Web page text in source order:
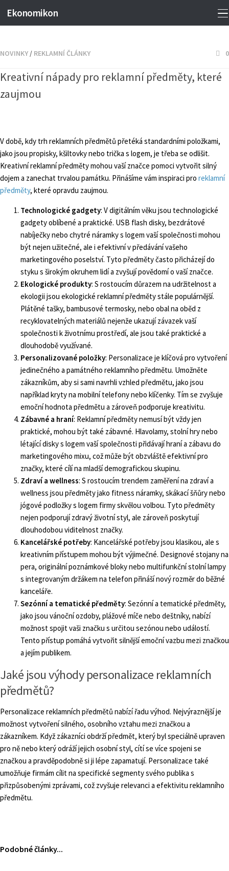
Ekonomikon
NOVINKY / REKLAMNÍ ČLÁNKY 0
Kreativní nápady pro reklamní předměty, které
zaujmou
V době, kdy trh reklamních předmětů přetéká standardními položkami,
jako jsou propisky, kšiltovky nebo trička s logem, je třeba se odlišit.
Kreativní reklamní předměty mohou vaší značce pomoci vytvořit silný
dojem a zanechat trvalou památku. Přinášíme vám inspiraci pro reklamní
předměty, které opravdu zaujmou.
Technologické gadgety: V digitálním věku jsou technologické
gadgety oblíbené a praktické. USB flash disky, bezdrátové
nabíječky nebo chytré náramky s logem vaší společnosti mohou
být nejen užitečné, ale i efektivní v předávání vašeho
marketingového poselství. Tyto předměty často přicházejí do
styku s širokým okruhem lidí a zvyšují povědomí o vaší značce.
Ekologické produkty: S rostoucím důrazem na udržitelnost a
ekologii jsou ekologické reklamní předměty stále populárnější.
Plátěné tašky, bambusové termosky, nebo obal na oběd z
recyklovatelných materiálů nejenže ukazují závazek vaší
společnosti k životnímu prostředí, ale jsou také praktické a
dlouhodobě využívané.
Personalizované položky: Personalizace je klíčová pro vytvoření
jedinečného a památného reklamního předmětu. Umožněte
zákazníkům, aby si sami navrhli vzhled předmětu, jako jsou
například kryty na mobilní telefony nebo klíčenky. Tím se zvyšuje
emoční hodnota předmětu a zároveň podporuje kreativitu.
Zábavné a hraní: Reklamní předměty nemusí být vždy jen
praktické, mohou být také zábavné. Hlavolamy, stolní hry nebo
létající disky s logem vaší společnosti přidávají hraní a zábavu do
marketingového mixu, což může být obzvláště efektivní pro
značky, které cílí na mladší demografickou skupinu.
Zdraví a wellness: S rostoucím trendem zaměření na zdraví a
wellness jsou předměty jako fitness náramky, skákací šňůry nebo
jógové podložky s logem firmy skvělou volbou. Tyto předměty
nejen podporují zdravý životní styl, ale zároveň poskytují
dlouhodobou viditelnost značky.
Kancelářské potřeby: Kancelářské potřeby jsou klasikou, ale s
kreativním přístupem mohou být výjimečné. Designové stojany na
pera, originální poznámkové bloky nebo multifunkční stolní lampy
s integrovaným držákem na telefon přináší nový rozměr do běžné
kanceláře.
Sezónní a tematické předměty: Sezónní a tematické předměty,
jako jsou vánoční ozdoby, plážové míče nebo deštníky, nabízí
možnost spojit vaši značku s určitou sezónou nebo událostí.
Tento přístup pomáhá vytvořit silnější emoční vazbu mezi značkou
a jejím publikem.
Jaké jsou výhody personalizace reklamních
předmětů?
Personalizace reklamních předmětů nabízí řadu výhod. Nejvýraznější je
možnost vytvoření silného, osobního vztahu mezi značkou a
zákazníkem. Když zákazníci obdrží předmět, který byl speciálně upraven
pro ně nebo který odráží jejich osobní styl, cítí se více spojeni se
značkou a pravděpodobně si ji lépe zapamatují. Personalizace také
umožňuje firmám cílit na specifické segmenty svého publika s
přizpůsobenými zprávami, což zvyšuje relevanci a efektivitu reklamního
předmětu.
Podobné články...